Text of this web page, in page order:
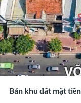
Bán khu đất mặt